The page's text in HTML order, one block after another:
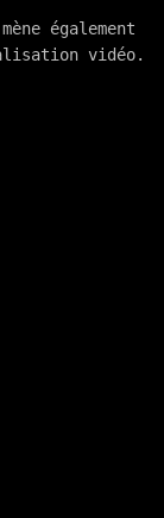
également
vidéo.